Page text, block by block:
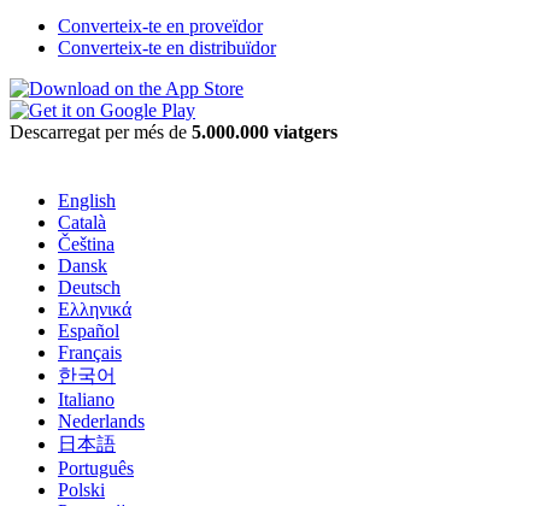
Converteix-te en proveïdor
Converteix-te en distribuïdor
Descarregat per més de 5.000.000 viatgers
English
Català
Čeština
Dansk
Deutsch
Ελληνικά
Español
Français
한국어
Italiano
Nederlands
日本語
Português
Polski